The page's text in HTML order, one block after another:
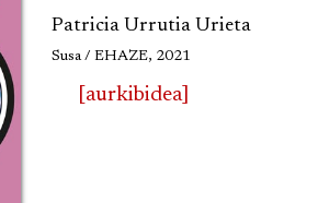
Patricia Urrutia Urieta
Susa / EHAZE, 2021
[aurkibidea]